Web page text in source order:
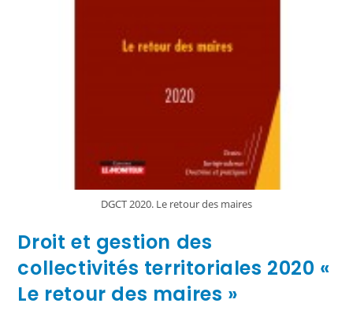
DGCT 2020. Le retour des maires
Droit et gestion des
collectivités territoriales 2020 «
Le retour des maires »